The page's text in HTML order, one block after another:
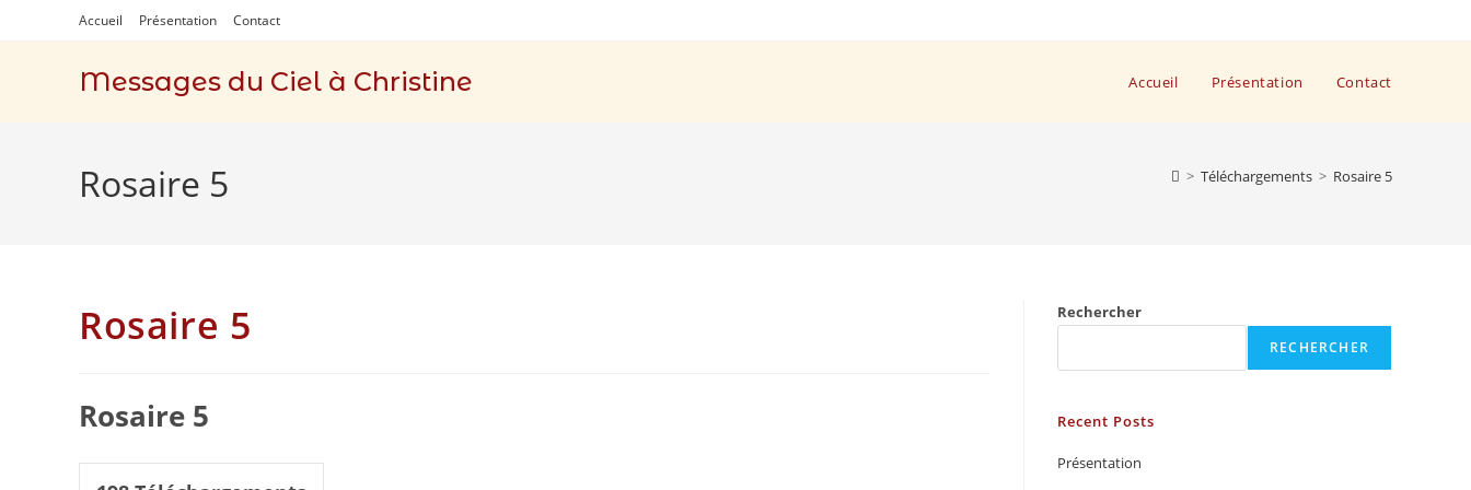
to
Accueil Présentation Contact
Messages du Ciel à Christine Accueil Présentation Contact
Rosaire 5 > Téléchargements > Rosaire 5
Rosaire 5
Rosaire 5
Rechercher
RECHERCHER
Recent Posts
Présentation